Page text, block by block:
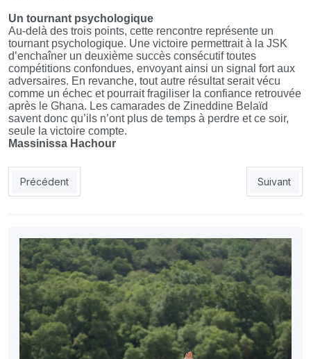
Un tournant psychologique
Au-delà des trois points, cette rencontre représente un
tournant psychologique. Une victoire permettrait à la JSK
d’enchaîner un deuxième succès consécutif toutes
compétitions confondues, envoyant ainsi un signal fort aux
adversaires. En revanche, tout autre résultat serait vécu
comme un échec et pourrait fragiliser la confiance retrouvée
après le Ghana. Les camarades de Zineddine Belaïd
savent donc qu’ils n’ont plus de temps à perdre et ce soir,
seule la victoire compte.
Massinissa Hachour
Article précédent : MCO : Garrido peaufine ses armes avant le
Précédent Article
Suivant